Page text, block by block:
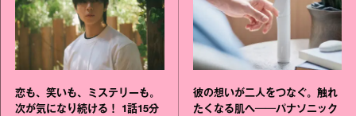
恋も、笑いも、ミステリーも。
次が気になり続ける！ 1話15分
彼の想いが二人をつなぐ。触れ
たくなる肌へ──パナソニック